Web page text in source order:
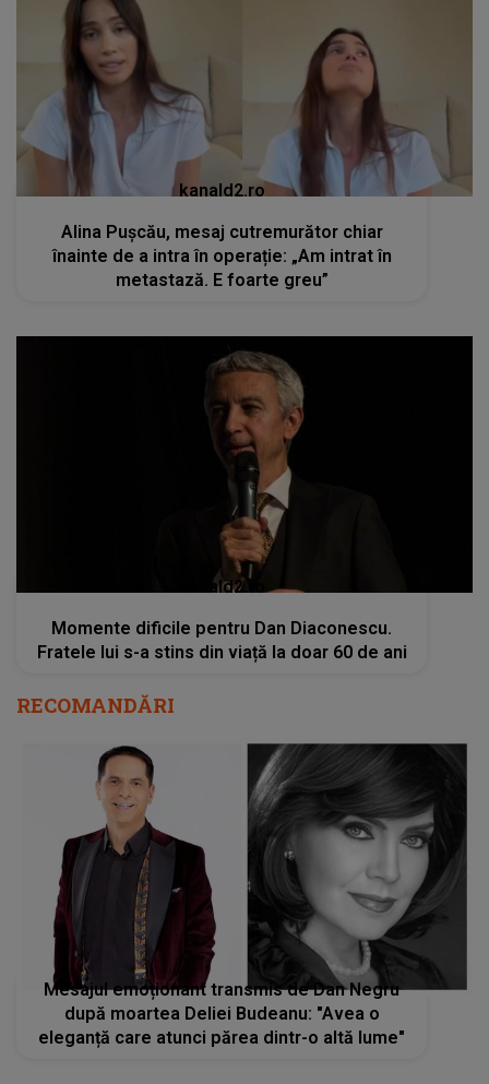
Alina Pușcău, mesaj cutremurător chiar
înainte de a intra în operație: „Am intrat în
metastază. E foarte greu”
Momente dificile pentru Dan Diaconescu.
Fratele lui s-a stins din viață la doar 60 de ani
Mesajul emoționant transmis de Dan Negru
după moartea Deliei Budeanu: "Avea o
eleganță care atunci părea dintr-o altă lume"